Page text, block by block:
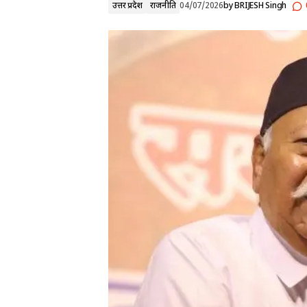
उत्तर प्रदेश राजनीति 04/07/2026byBRIJESH Singh